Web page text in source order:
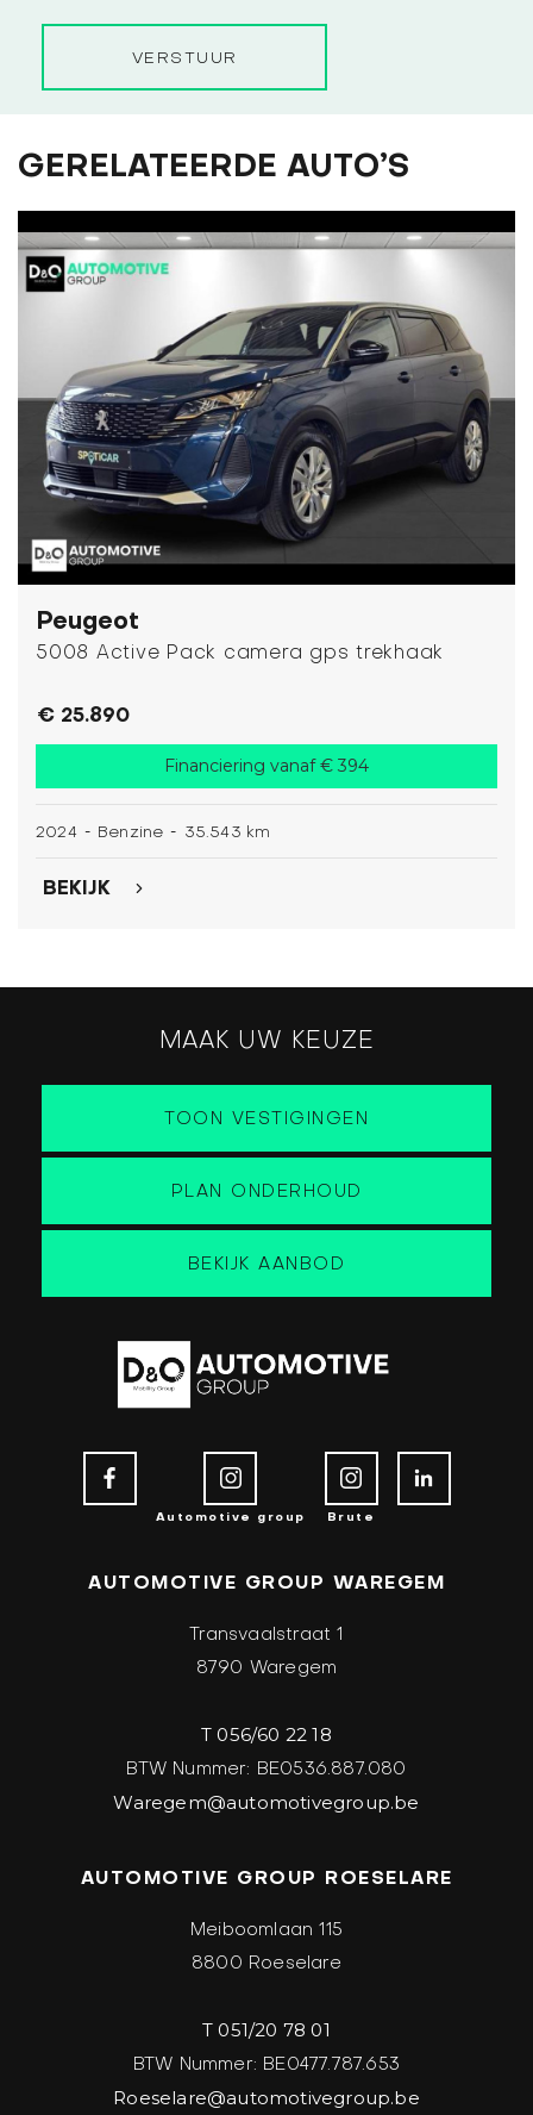
VERSTUUR
GERELATEERDE AUTO’S
Peugeot
5008 Active Pack camera gps trekhaak
€ 25.890
Financiering vanaf € 394
2024 - Benzine - 35.543 km
BEKIJK
MAAK UW KEUZE
TOON VESTIGINGEN
PLAN ONDERHOUD
BEKIJK AANBOD
Automotive group Brute
AUTOMOTIVE GROUP WAREGEM
Transvaalstraat 1
8790 Waregem
T 056/60 22 18
BTW Nummer: BE0536.887.080
Waregem@automotivegroup.be
AUTOMOTIVE GROUP ROESELARE
Meiboomlaan 115
8800 Roeselare
T 051/20 78 01
BTW Nummer: BE0477.787.653
Roeselare@automotivegroup.be